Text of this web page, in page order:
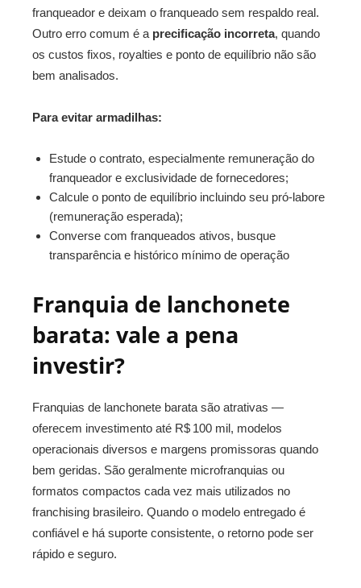
franqueador e deixam o franqueado sem respaldo real.
Outro erro comum é a precificação incorreta, quando
os custos fixos, royalties e ponto de equilíbrio não são
bem analisados.
Para evitar armadilhas:
Estude o contrato, especialmente remuneração do
franqueador e exclusividade de fornecedores;
Calcule o ponto de equilíbrio incluindo seu pró-labore
(remuneração esperada);
Converse com franqueados ativos, busque
transparência e histórico mínimo de operação
Franquia de lanchonete
barata: vale a pena
investir?
Franquias de lanchonete barata são atrativas —
oferecem investimento até R$ 100 mil, modelos
operacionais diversos e margens promissoras quando
bem geridas. São geralmente microfranquias ou
formatos compactos cada vez mais utilizados no
franchising brasileiro. Quando o modelo entregado é
confiável e há suporte consistente, o retorno pode ser
rápido e seguro.